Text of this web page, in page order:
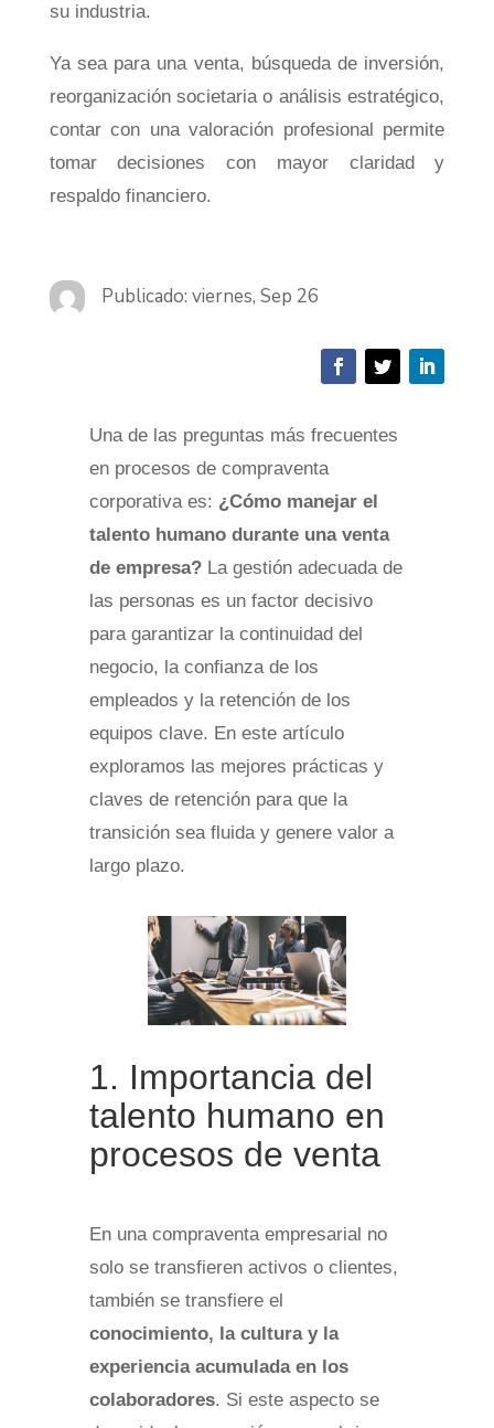
su industria.
Ya sea para una venta, búsqueda de inversión,
reorganización societaria o análisis estratégico,
contar con una valoración profesional permite
tomar decisiones con mayor claridad y
respaldo financiero.
Publicado: viernes, Sep 26
Una de las preguntas más frecuentes
en procesos de compraventa
corporativa es: ¿Cómo manejar el
talento humano durante una venta
de empresa?La gestión adecuada de
las personas es un factor decisivo
para garantizar la continuidad del
negocio, la confianza de los
empleados y la retención de los
equipos clave. En este artículo
exploramos las mejores prácticas y
claves de retención para que la
transición sea fluida y genere valor a
largo plazo.
1. Importancia del
talento humano en
procesos de venta
En una compraventa empresarial no
solo se transfieren activos o clientes,
también se transfiere el
conocimiento, la cultura y la
experiencia acumulada en los
colaboradores. Si este aspecto se